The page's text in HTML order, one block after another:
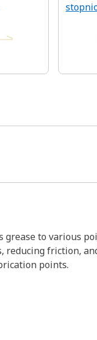
grease to
friction,
points.